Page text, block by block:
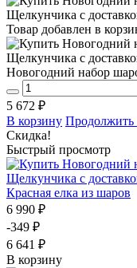
Товар добавлен в
Новогодний набор
5 672 ₽
В корзину Продолжить
Скидка!
Быстрый просмотр
Красная елка из шаров
6 990 ₽
-349 ₽
6 641 ₽
В корзину